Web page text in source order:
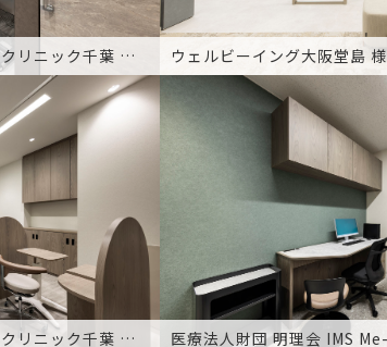
医療法人財団 明理会 IMS Me-Life クリニック千葉 様 8F ウェルビーイング大阪堂島 様
医療法人財団 明理会 IMS Me-Life クリニック千葉 様 23F